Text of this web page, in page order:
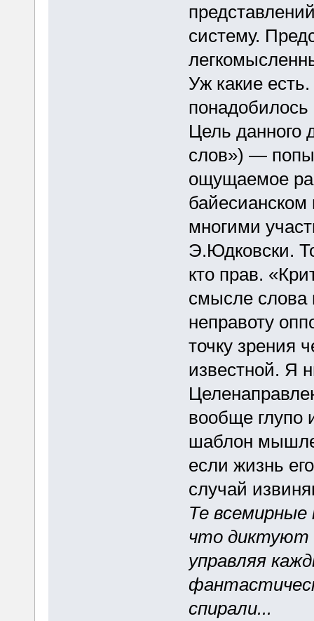
систему.
Уж какие
Цель данного
слов») —
ощущаемое
байесианском
многими
Э.Юдковски.
кто прав.
смысле слова
неправоту
точку зрения
известной. Я
вообще глупо
шаблон
если жизнь
случай
Те
что диктуют
управляя
спирали...